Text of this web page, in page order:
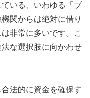
いる、いわゆる「ブ
関からは絶対に借り
非常に多いです。こ
な選択肢に向かわせ
法的に資金を確保す